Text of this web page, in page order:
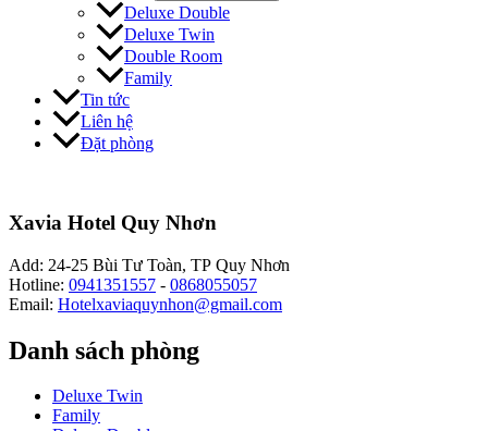
Deluxe Double
Deluxe Twin
Double Room
Family
Tin tức
Liên hệ
Đặt phòng
Xavia Hotel Quy Nhơn
Add: 24-25 Bùi Tư Toàn, TP Quy Nhơn
Hotline: 0941351557 - 0868055057
Email: Hotelxaviaquynhon@gmail.com
Danh sách phòng
Deluxe Twin
Family